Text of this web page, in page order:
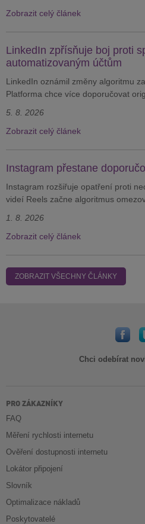
Zobrazit celý článek
LinkedIn zpřísňuje boj proti
automatizovaným účtům
LinkedIn oznámil změny algoritmu
Platforma chce více doporučovat
5. 8. 2026
Zobrazit celý článek
Instagram přestane
Instagram rozšiřuje opatření proti
videí Reels začne algoritmus
1. 8. 2026
Zobrazit celý článek
ZOBRAZIT VŠECHNY ČLÁNKY
Chci odebírat
PRO ZÁKAZNÍKY
FAQ
Měření rychlosti internetu
Ověření dostupnosti internetu
Lokátor připojení
Slovník
Optimalizace nákladů
Poskytovatelé